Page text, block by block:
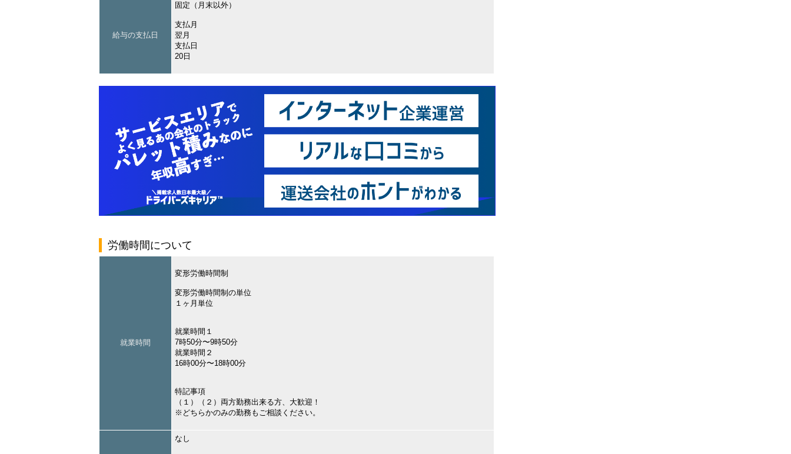
給与の支払日
固定（月末以外）
支払月
翌月
支払日
20日
労働時間について
就業時間
変形労働時間制
変形労働時間制の単位
１ヶ月単位
就業時間１
7時50分〜9時50分
就業時間２
16時00分〜18時00分
特記事項
（１）（２）両方勤務出来る方、大歓迎！
※どちらかのみの勤務もご相談ください。
なし